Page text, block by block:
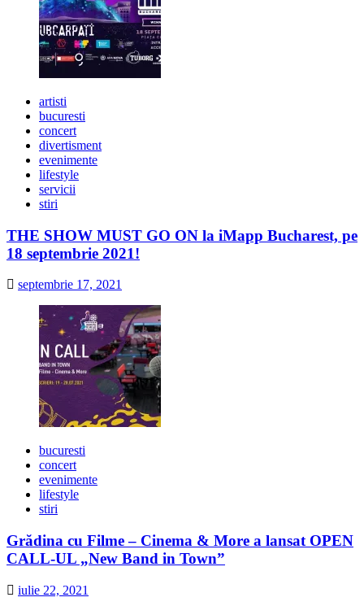
artisti
bucuresti
concert
divertisment
evenimente
lifestyle
servicii
stiri
THE SHOW MUST GO ON la iMapp Bucharest, pe
18 septembrie 2021!
septembrie 17, 2021
bucuresti
concert
evenimente
lifestyle
stiri
Grădina cu Filme – Cinema & More a lansat OPEN
CALL-UL „New Band in Town”
iulie 22, 2021